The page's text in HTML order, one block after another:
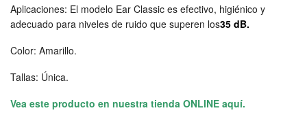
Aplicaciones: El modelo Ear Classic es efectivo, higiénico y
adecuado para niveles de ruido que superen los35 dB.
Color: Amarillo.
Tallas: Única.
Vea este producto en nuestra tienda ONLINE aquí.